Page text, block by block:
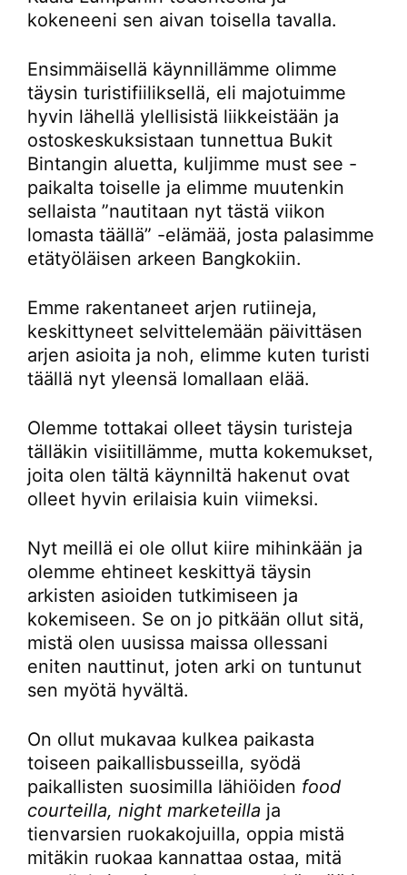
kokeneeni sen aivan toisella tavalla.
Ensimmäisellä käynnillämme olimme
täysin turistifiiliksellä, eli majotuimme
hyvin lähellä ylellisistä liikkeistään ja
ostoskeskuksistaan tunnettua Bukit
Bintangin aluetta, kuljimme must see -
paikalta toiselle ja elimme muutenkin
sellaista ”nautitaan nyt tästä viikon
lomasta täällä” -elämää, josta palasimme
etätyöläisen arkeen Bangkokiin.
Emme rakentaneet arjen rutiineja,
keskittyneet selvittelemään päivittäsen
arjen asioita ja noh, elimme kuten turisti
täällä nyt yleensä lomallaan elää.
Olemme tottakai olleet täysin turisteja
tälläkin visiitillämme, mutta kokemukset,
joita olen tältä käynniltä hakenut ovat
olleet hyvin erilaisia kuin viimeksi.
Nyt meillä ei ole ollut kiire mihinkään ja
olemme ehtineet keskittyä täysin
arkisten asioiden tutkimiseen ja
kokemiseen. Se on jo pitkään ollut sitä,
mistä olen uusissa maissa ollessani
eniten nauttinut, joten arki on tuntunut
sen myötä hyvältä.
On ollut mukavaa kulkea paikasta
toiseen paikallisbusseilla, syödä
paikallisten suosimilla lähiöiden food
courteilla, night marketeilla ja
tienvarsien ruokakojuilla, oppia mistä
mitäkin ruokaa kannattaa ostaa, mitä